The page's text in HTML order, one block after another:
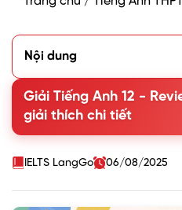
Nội dung
1. Listen and choose the
blue whale population.
Speaking
Writing
Giải Tiếng Anh 12 -
giải thích chi tiết
IELTS LangGo 06/08/2025